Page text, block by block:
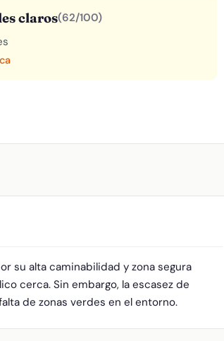
claros(62/100)
su alta caminabilidad y zona segura
cerca. Sin embargo, la escasez de
de zonas verdes en el entorno.